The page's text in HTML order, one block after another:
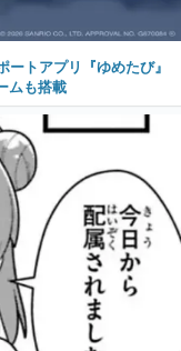
トアプリ『ゆめたび』
ムも搭載